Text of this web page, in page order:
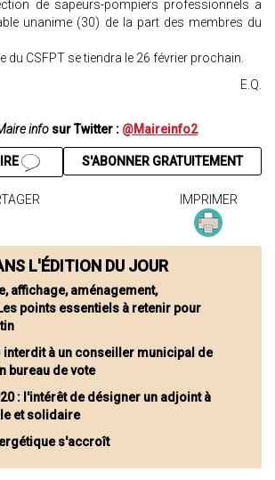
de sapeurs-pompiers professionnels a
unanime (30) de la part des membres du
du CSFPT se tiendra le 26 février prochain.
E.Q.
info sur Twitter : @Maireinfo2
S'ABONNER GRATUITEMENT
IMPRIMER
L'ÉDITION DU JOUR
affichage, aménagement,
points essentiels à retenir pour
interdit à un conseiller municipal de
bureau de vote
: l'intérêt de désigner un adjoint à
et solidaire
s'accroît